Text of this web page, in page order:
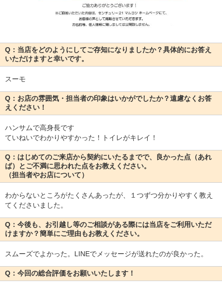
Q：当店をどのようにしてご存知になりましたか？具体的にお答え
いただけますと幸いです。
スーモ
Q：お店の雰囲気・担当者の印象はいかがでしたか？遠慮なくお答
えください！
ハンサムで高身長です
ていねいでわかりやすかった！トイレがキレイ！
Q：はじめてのご来店から契約にいたるまでで、良かった点（あれ
ば）とご不満に思われた点をお教えください。
（担当者やお店について）
わからないところがたくさんあったが、１つずつ分かりやすく教え
てくださいました。
Q：今後も、お引越し等のご相談がある際には当店をご利用いただ
けますか？簡単にご理由もお教えください。
スムーズでよかった。LINEでメッセージが送れたのが良かった。
Q：今回の総合評価をお願いいたします！